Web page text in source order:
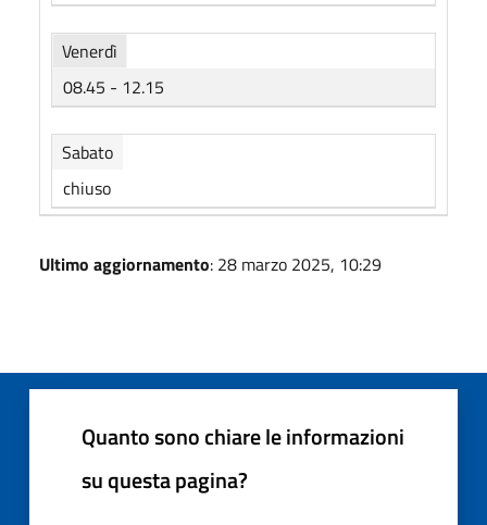
Venerdì
08.45 - 12.15
Sabato
chiuso
Ultimo aggiornamento: 28 marzo 2025, 10:29
Quanto sono chiare le informazioni
su questa pagina?